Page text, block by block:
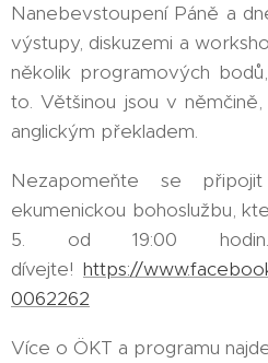
Nanebevstoupení Páně a
výstupy, diskuzemi a
několik programových
to. Většinou jsou v
anglickým překladem.
Nezapomeňte se
ekumenickou bohoslužbu,
5. od 19:00
dívejte! https://
0062262
Více o ÖKT a programu